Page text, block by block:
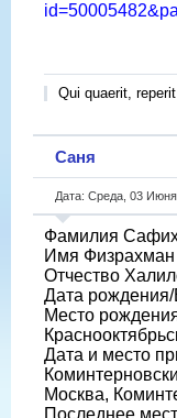
Qui quaerit, reperit
Саня
Дата: Среда, 03
Фамилия
Имя Физрахман
Отчество
Дата рождения/
Место
Дата и место
Москва,
Последнее